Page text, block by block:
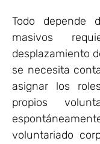
Todo depende
masivos
desplazamiento
se necesita
asignar los
propios
voluntariado